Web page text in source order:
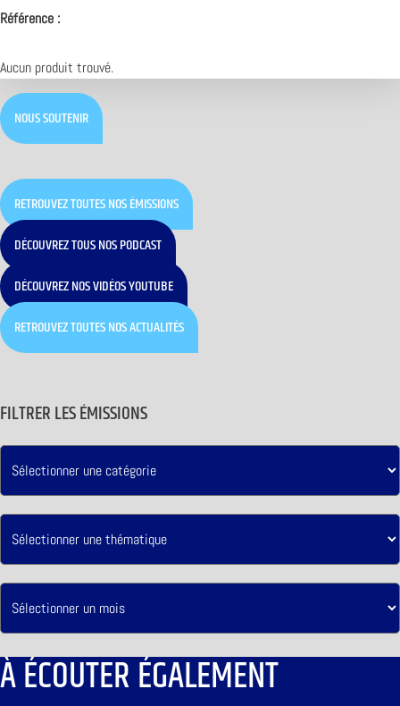
Référence :
Aucun produit trouvé.
NOUS SOUTENIR
RETROUVEZ TOUTES NOS ÉMISSIONS
DÉCOUVREZ TOUS NOS PODCAST
DÉCOUVREZ NOS VIDÉOS YOUTUBE
RETROUVEZ TOUTES NOS ACTUALITÉS
FILTRER LES ÉMISSIONS
À ÉCOUTER ÉGALEMENT